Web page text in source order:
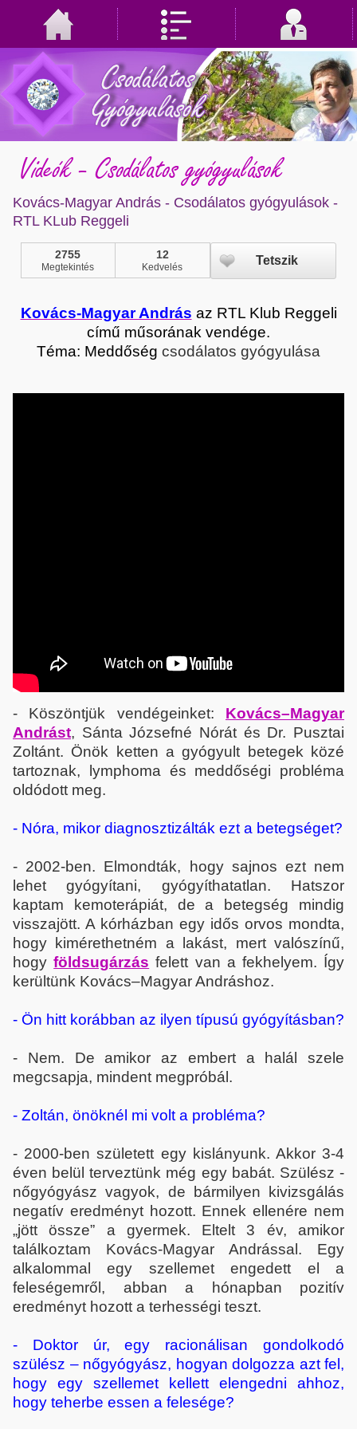
Videók - Csodálatos gyógyulások
Kovács-Magyar András - Csodálatos gyógyulások -
RTL KLub Reggeli
2755
Megtekintés
12
Kedvelés Tetszik
Kovács-Magyar András az RTL Klub Reggeli
című műsorának vendége.
Téma: Meddőség csodálatos gyógyulása
- Köszöntjük vendégeinket: Kovács–Magyar
Andrást, Sánta Józsefné Nórát és Dr. Pusztai
Zoltánt. Önök ketten a gyógyult betegek közé
tartoznak, lymphoma és meddőségi probléma
oldódott meg.
- Nóra, mikor diagnosztizálták ezt a betegséget?
- 2002-ben. Elmondták, hogy sajnos ezt nem
lehet gyógyítani, gyógyíthatatlan. Hatszor
kaptam kemoterápiát, de a betegség mindig
visszajött. A kórházban egy idős orvos mondta,
hogy kimérethetném a lakást, mert valószínű,
hogyföldsugárzás felett van a fekhelyem. Így
kerültünk Kovács–Magyar Andráshoz.
- Ön hitt korábban az ilyen típusú gyógyításban?
- Nem. De amikor az embert a halál szele
megcsapja, mindent megpróbál.
- Zoltán, önöknél mi volt a probléma?
- 2000-ben született egy kislányunk. Akkor 3-4
éven belül terveztünk még egy babát. Szülész -
nőgyógyász vagyok, de bármilyen kivizsgálás
negatív eredményt hozott. Ennek ellenére nem
„jött össze” a gyermek. Eltelt 3 év, amikor
találkoztam Kovács-Magyar Andrással. Egy
alkalommal egy szellemet engedett el a
feleségemről, abban a hónapban pozitív
eredményt hozott a terhességi teszt.
- Doktor úr, egy racionálisan gondolkodó
szülész – nőgyógyász, hogyan dolgozza azt fel,
hogy egy szellemet kellett elengedni ahhoz,
hogy teherbe essen a felesége?